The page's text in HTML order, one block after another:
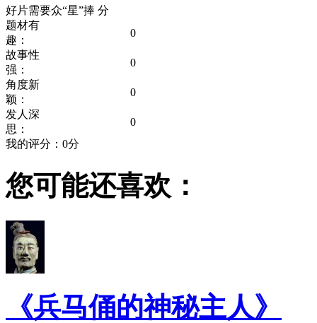
好片需要众“星”捧 分
题材有
趣：
0
故事性
强：
0
角度新
颖：
0
发人深
思：
0
我的评分： 0分
您可能还喜欢：
《兵马俑的神秘主人》